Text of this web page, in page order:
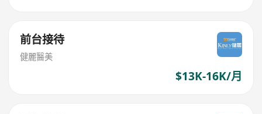
前台接待
健麗醫美
$13K-16K/月